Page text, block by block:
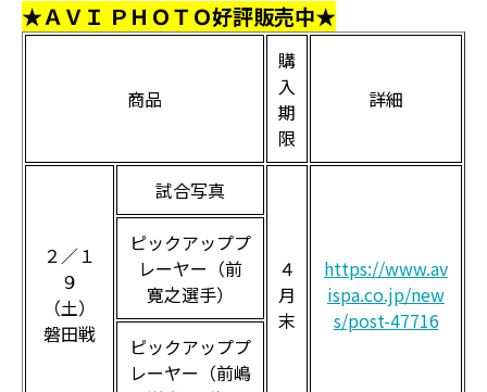
★ＡＶＩ ＰＨＯＴＯ好評販売中★
商品
購
入
期
限
詳細
２／１
９
（土）
磐田戦
試合写真
４
月
末
https://www.av
ispa.co.jp/new
s/post-47716
ピックアッププ
レーヤー（前
寛之選手）
ピックアッププ
レーヤー（前嶋